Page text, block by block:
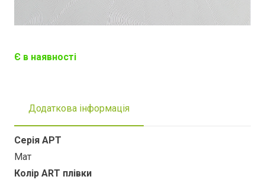
Є в наявності
Додаткова інформація
Серія АРТ
Мат
Колір ART плівки